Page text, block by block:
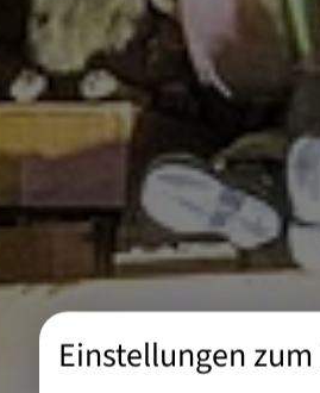
Einstellungen